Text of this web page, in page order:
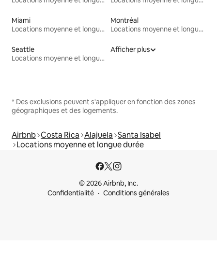
Miami
Locations moyenne et longue durée
Montréal
Locations moyenne et longue durée
Seattle
Locations moyenne et longue durée
Afficher plus
* Des exclusions peuvent s'appliquer en fonction des zones
géographiques et des logements.
Airbnb Costa Rica Alajuela Santa Isabel
Locations moyenne et longue durée
© 2026 Airbnb, Inc.
Confidentialité
Conditions générales